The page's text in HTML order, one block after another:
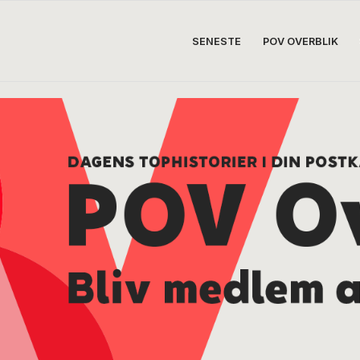
SENESTE POV OVERBLIK